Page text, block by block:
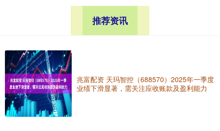
推荐资讯
兆富配资 天玛智控（688570）2025年一季度
业绩下滑显著，需关注应收账款及盈利能力